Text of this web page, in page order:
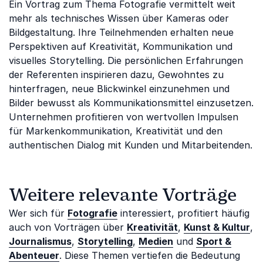
Ein Vortrag zum Thema Fotografie vermittelt weit
mehr als technisches Wissen über Kameras oder
Bildgestaltung. Ihre Teilnehmenden erhalten neue
Perspektiven auf Kreativität, Kommunikation und
visuelles Storytelling. Die persönlichen Erfahrungen
der Referenten inspirieren dazu, Gewohntes zu
hinterfragen, neue Blickwinkel einzunehmen und
Bilder bewusst als Kommunikationsmittel einzusetzen.
Unternehmen profitieren von wertvollen Impulsen
für Markenkommunikation, Kreativität und den
authentischen Dialog mit Kunden und Mitarbeitenden.
Weitere relevante Vorträge
Wer sich für Fotografie interessiert, profitiert häufig
auch von Vorträgen über Kreativität, Kunst & Kultur,
Journalismus, Storytelling, Medien und Sport &
Abenteuer. Diese Themen vertiefen die Bedeutung